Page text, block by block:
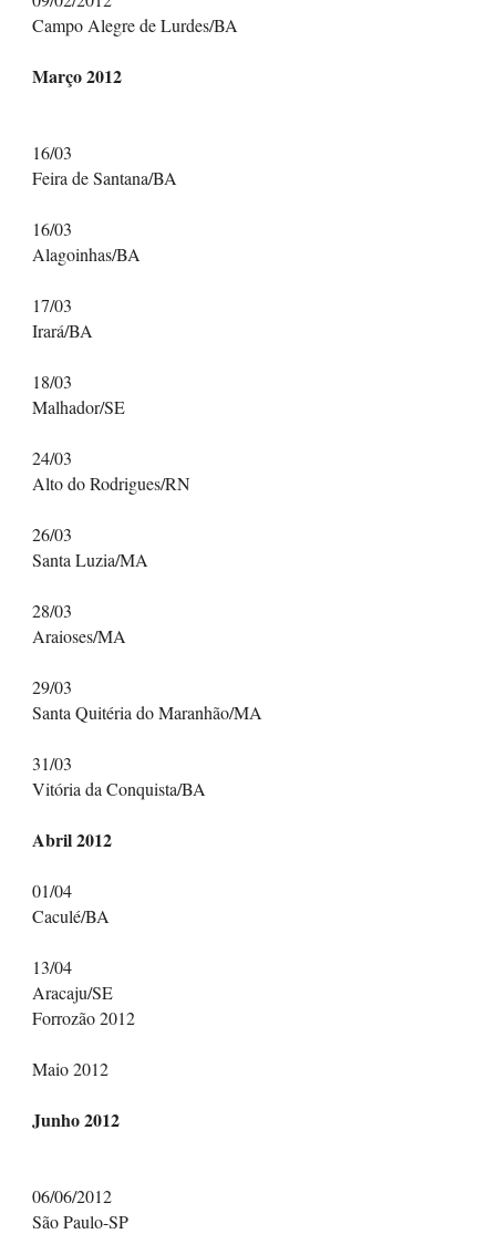
Campo Alegre de Lurdes/BA
Março 2012
16/03
Feira de Santana/BA
16/03
Alagoinhas/BA
17/03
Irará/BA
18/03
Malhador/SE
24/03
Alto do Rodrigues/RN
26/03
Santa Luzia/MA
28/03
Araioses/MA
29/03
Santa Quitéria do Maranhão/MA
31/03
Vitória da Conquista/BA
Abril 2012
01/04
Caculé/BA
13/04
Aracaju/SE
Forrozão 2012
Maio 2012
Junho 2012
06/06/2012
São Paulo-SP